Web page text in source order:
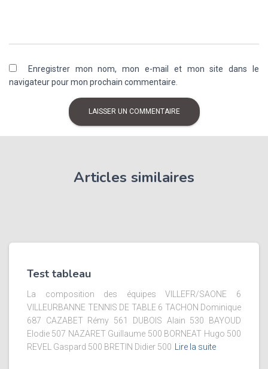
Enregistrer mon nom, mon e-mail et mon site dans le
navigateur pour mon prochain commentaire.
Articles similaires
Test tableau
La composition des équipes VILLEFR/SAONE 6
VILLEURBANNE TENNIS DE TABLE 6 TACHON Dominique
687 CAZABET Rémy 561 DUBOIS Alain 530 BAYOUD
Elodie 507 NAZARET Guillaume 500 BORNEAT Hugo 500
REVEL Gaspard 500 BRETIN Didier 500
Lire la suite